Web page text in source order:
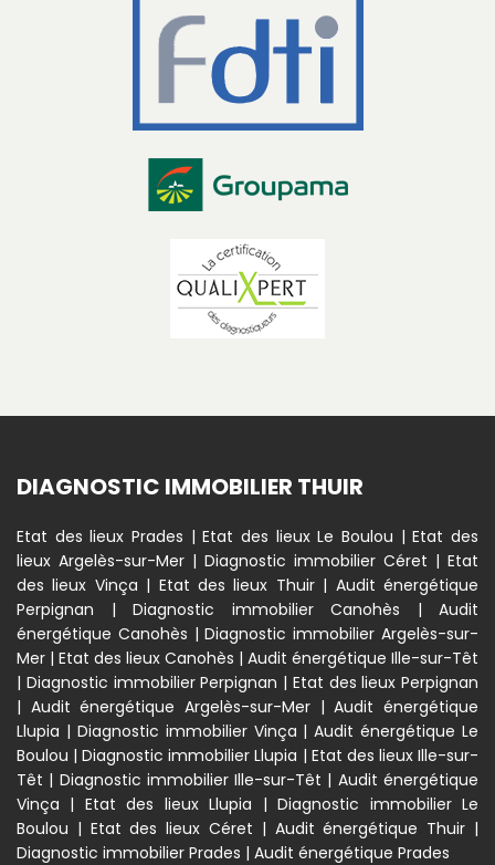
DIAGNOSTIC IMMOBILIER THUIR
Etat des lieux Prades |Etat des lieux Le Boulou |Etat des
lieux Argelès-sur-Mer | Diagnostic immobilier Céret | Etat
des lieux Vinça | Etat des lieux Thuir| Audit énergétique
Perpignan | Diagnostic immobilier Canohès | Audit
énergétique Canohès |Diagnostic immobilier Argelès-sur-
Mer | Etat des lieux Canohès | Audit énergétique Ille-sur-Têt
| Diagnostic immobilier Perpignan | Etat des lieux Perpignan
| Audit énergétique Argelès-sur-Mer |Audit énergétique
Llupia | Diagnostic immobilier Vinça |Audit énergétique Le
Boulou |Diagnostic immobilier Llupia | Etat des lieux Ille-sur-
Têt | Diagnostic immobilier Ille-sur-Têt | Audit énergétique
Vinça | Etat des lieux Llupia |Diagnostic immobilier Le
Boulou | Etat des lieux Céret | Audit énergétique Thuir |
Diagnostic immobilier Prades | Audit énergétique Prades